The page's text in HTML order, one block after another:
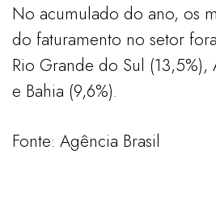
No acumulado do ano, os
do faturamento no setor
Rio Grande do Sul (13,5%),
e Bahia (9,6%).
Fonte: Agência Brasil